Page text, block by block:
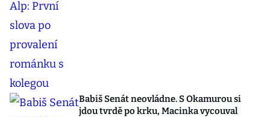
Babiš Senát neovládne. S Okamurou si
jdou tvrdě po krku, Macinka vycouval